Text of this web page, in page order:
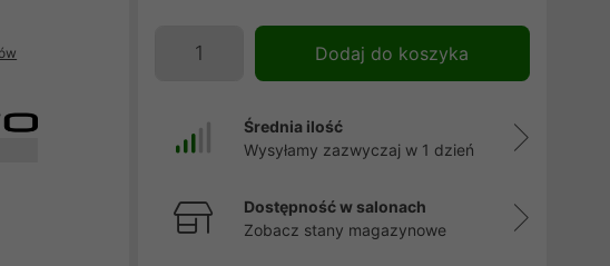
Dodaj do koszyka
Średnia ilość
Wysyłamy zazwyczaj w 1 dzień
Dostępność w salonach
Zobacz stany magazynowe